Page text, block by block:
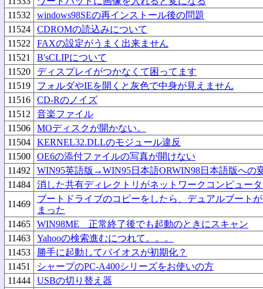
11532
windows98SEの再インストール後の問題
11524
CDROMの読込みについて
11522
FAXの設定がうまく出来ません
11521
B'sCLIPについて
11520
ディスプレイがつかなくて困ってます
11519
フォルダやIEを開くと灰色で中身が見えません
11516
CD-Rのノイズ
11512
音楽ファイル
11506
MOディスクが開かない。
11504
KERNEL32.DLLのモジュール違反
11500
OE6の添付ファイルの写真が開けない
11492
WIN95英語版→WIN95日本語ORWIN98日本語版への
11484
消した共有ディレクトリがネットワークコンピュー
11469
ブートドライブのコピーをしたら、デュアルブート
まった
11465
WIN98ME 正常終了後でも起動のときにスキャン
11463
Yahooの検索進むにつれて。。。
11453
勝手に起動してバイオスが初期化？
11451
シャープのPC-A400シリーズをお使いの方
11444
USBの切り替え器